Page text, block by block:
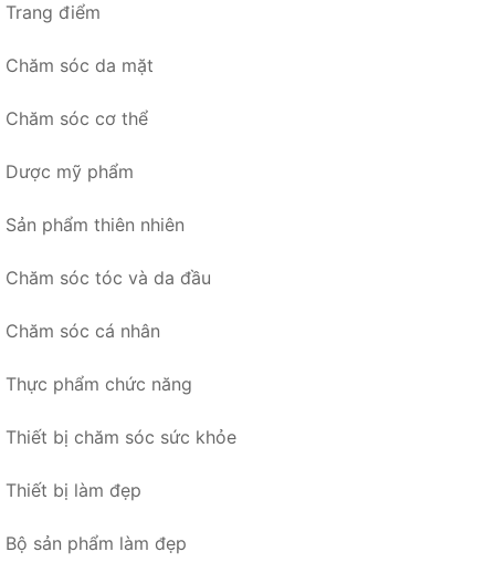
Trang điểm
Chăm sóc da mặt
Chăm sóc cơ thể
Dược mỹ phẩm
Sản phẩm thiên nhiên
Chăm sóc tóc và da đầu
Chăm sóc cá nhân
Thực phẩm chức năng
Thiết bị chăm sóc sức khỏe
Thiết bị làm đẹp
Bộ sản phẩm làm đẹp